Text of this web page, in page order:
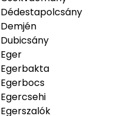
Dédestapolcsány
Demjén
Dubicsány
Eger
Egerbakta
Egerbocs
Egercsehi
Egerszalók